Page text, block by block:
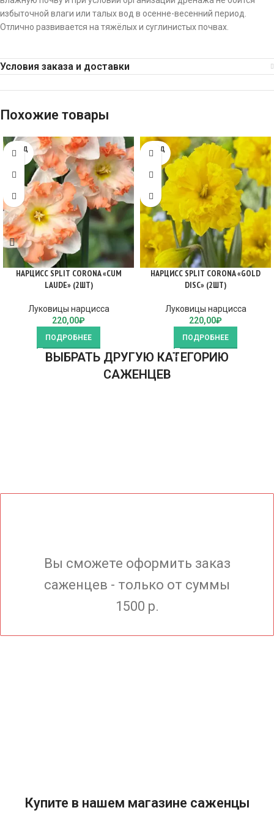
избыточной влаги или талых вод в осенне-весенний период.
Отлично развивается на тяжёлых и суглинистых почвах.
Условия заказа и доставки
Похожие товары
ПРОД
АНО
НАРЦИСС SPLIT CORONA «CUM
LAUDE» (2ШТ)
Луковицы нарцисса
220,00₽
ПОДРОБНЕЕ
ПРОД
АНО
НАРЦИСС SPLIT CORONA «GOLD
DISC» (2ШТ)
Луковицы нарцисса
220,00₽
ПОДРОБНЕЕ
ВЫБРАТЬ ДРУГУЮ КАТЕГОРИЮ
САЖЕНЦЕВ
Вы сможете оформить заказ
саженцев - только от суммы
1500 р.
Купите в нашем магазине саженцы